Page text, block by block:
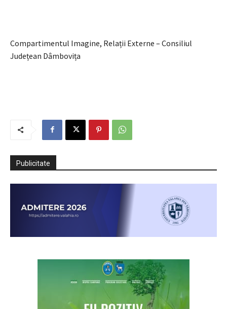
Compartimentul Imagine, Relații Externe – Consiliul
Județean Dâmbovița
Publicitate